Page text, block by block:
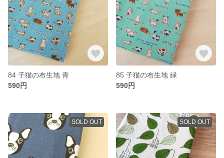
84 子猫の布生地 青
590円
85 子猫の布生地 緑
590円
SOLD OUT SOLD OUT